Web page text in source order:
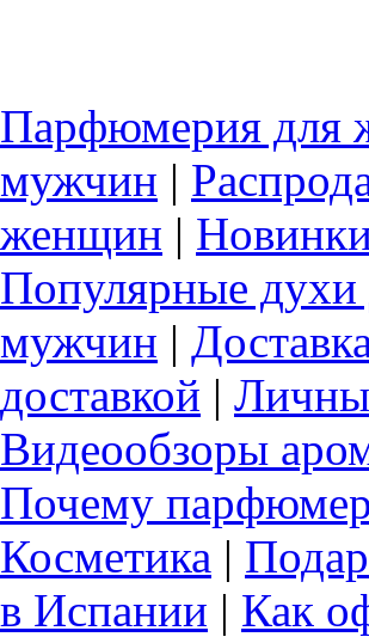
Парфюмерия для
мужчин |
женщин |
Популярные
мужчин |
доставкой |
Видеообзоры
Почему
Косметика |
в Испании | Как